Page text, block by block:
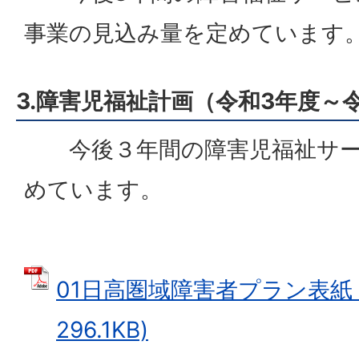
事業の見込み量を定めています
3.障害児福祉計画（令和3年度～
今後３年間の障害児福祉サ
めています。
01日高圏域障害者プラン表
296.1KB)